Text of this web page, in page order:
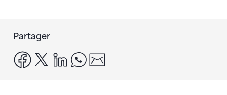
Partager
facebook
x linkedinwhatsapp